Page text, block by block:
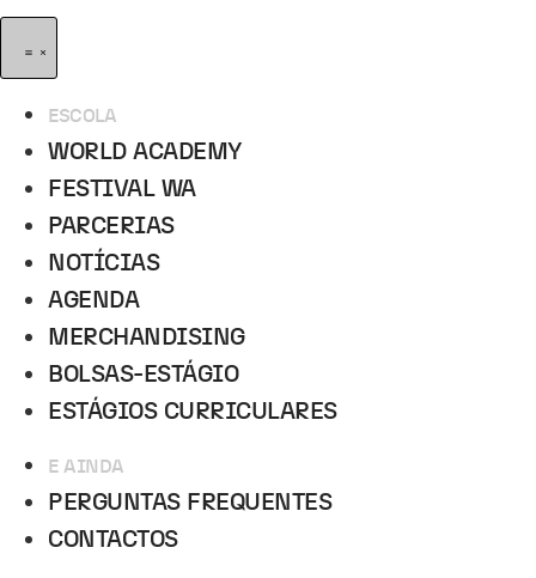
ESCOLA
WORLD ACADEMY
FESTIVAL WA
PARCERIAS
NOTÍCIAS
AGENDA
MERCHANDISING
BOLSAS-ESTÁGIO
ESTÁGIOS CURRICULARES
E AINDA
PERGUNTAS FREQUENTES
CONTACTOS